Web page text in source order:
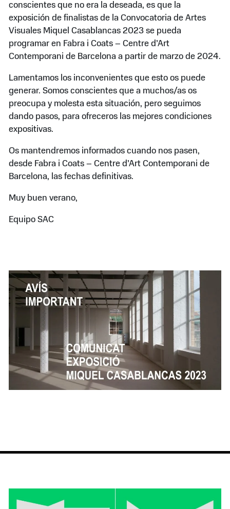
conscientes que no era la deseada, es que la
exposición de finalistas de la Convocatoria de Artes
Visuales Miquel Casablancas 2023 se pueda
programar en Fabra i Coats – Centre d’Art
Contemporani de Barcelona a partir de marzo de 2024.
Lamentamos los inconvenientes que esto os puede
generar. Somos conscientes que a muchos/as os
preocupa y molesta esta situación, pero seguimos
dando pasos, para ofreceros las mejores condiciones
expositivas.
Os mantendremos informados cuando nos pasen,
desde Fabra i Coats – Centre d’Art Contemporani de
Barcelona, las fechas definitivas.
Muy buen verano,
Equipo SAC